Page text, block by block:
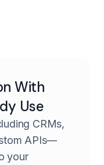
With
Use
CRMs,
APIs—
your